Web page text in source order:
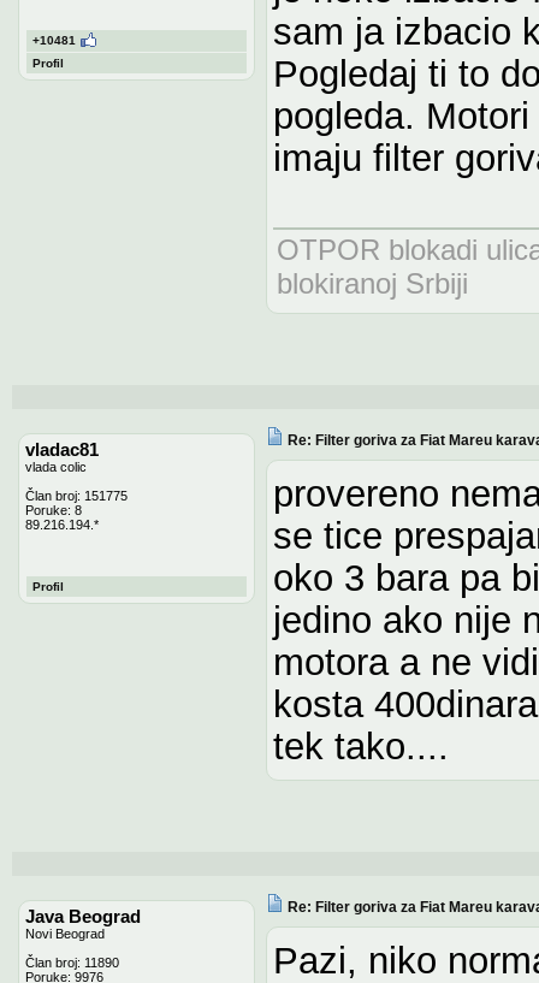
+10481
Profil
sam ja izbacio
Pogledaj ti to
pogleda.
imaju filter
OTPOR blokadi
blokiranoj Srbiji
vladac81
vlada colic
Član broj: 151775
Poruke: 8
89.216.194.*
Profil
Re: Filter goriva za Fiat Mareu
provereno
se tice
oko 3 bara pa
jedino ako nije
motora a ne
kosta
tek tako....
Java Beograd
Novi Beograd
Član broj: 11890
Poruke: 9976
Re: Filter goriva za Fiat Mareu
Pazi, niko